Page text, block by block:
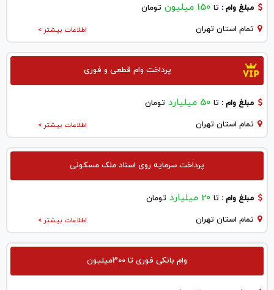
مبلغ وام : تا 150 میلیون تومان
اطلاعات بیشتر > تمام استان تهران
پرداخت وام قطعی و فوری
مبلغ وام : تا 50 میلیارد تومان
اطلاعات بیشتر > تمام استان تهران
پرداخت سرمایه روی اسناد ملک مسکونی
مبلغ وام : تا 20 میلیارد تومان
اطلاعات بیشتر > تمام استان تهران
وام بانکی فوری تا 300میلیون